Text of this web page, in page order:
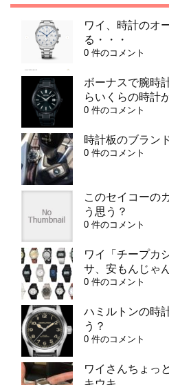
ワイ、時計のオ
る・・・
0 件のコメント
ボーナスで腕時
らいくらの時計
0 件のコメント
時計板のブラン
0 件のコメント
このセイコーの
う思う？
0 件のコメント
ワイ「チープカ
サ、安もんじゃん
0 件のコメント
ハミルトンの時
う？
0 件のコメント
ワイさんちょっ